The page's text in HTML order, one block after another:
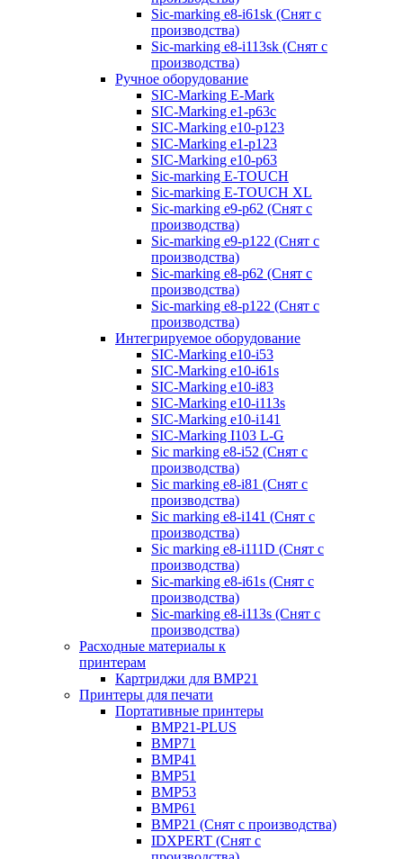
Sic-marking e8-i61sk (Снят с
производства)
Sic-marking e8-i113sk (Снят с
производства)
Ручное оборудование
SIC-Marking E-Mark
SIC-Marking e1-p63с
SIC-Marking e10-p123
SIC-Marking e1-p123
SIC-Marking e10-p63
Sic-marking E-TOUCH
Sic-marking E-TOUCH XL
Sic-marking e9-p62 (Снят с
производства)
Sic-marking e9-p122 (Снят с
производства)
Sic-marking e8-p62 (Снят с
производства)
Sic-marking e8-p122 (Снят с
производства)
Интегрируемое оборудование
SIC-Marking e10-i53
SIC-Marking e10-i61s
SIC-Marking e10-i83
SIC-Marking e10-i113s
SIC-Marking e10-i141
SIC-Marking I103 L-G
Sic marking e8-i52 (Снят с
производства)
Sic marking e8-i81 (Снят с
производства)
Sic marking e8-i141 (Снят с
производства)
Sic marking e8-i111D (Снят с
производства)
Sic-marking e8-i61s (Снят с
производства)
Sic-marking e8-i113s (Снят с
производства)
Расходные материалы к
принтерам
Картриджи для BMP21
Принтеры для печати
Портативные принтеры
BMP21-PLUS
BMP71
BMP41
BMP51
BMP53
BMP61
BMP21 (Снят с производства)
IDXPERT (Снят с